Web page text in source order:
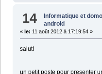
14 Informatique et
android
« le: 11 août 2012 à 17:19:54 »
salut!
un petit poste pour presenter